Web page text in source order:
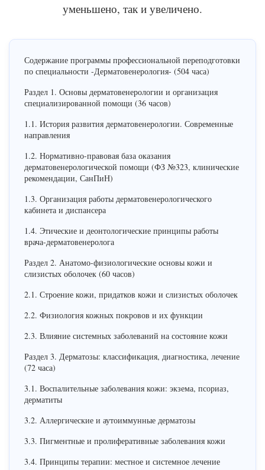
уменьшено, так и увеличено.
Содержание программы профессиональной переподготовки
по специальности -Дерматовенерология- (504 часа)
Раздел 1. Основы дерматовенерологии и организация
специализированной помощи (36 часов)
1.1. История развития дерматовенерологии. Современные
направления
1.2. Нормативно-правовая база оказания
дерматовенерологической помощи (ФЗ №323, клинические
рекомендации, СанПиН)
1.3. Организация работы дерматовенерологического
кабинета и диспансера
1.4. Этические и деонтологические принципы работы
врача-дерматовенеролога
Раздел 2. Анатомо-физиологические основы кожи и
слизистых оболочек (60 часов)
2.1. Строение кожи, придатков кожи и слизистых оболочек
2.2. Физиология кожных покровов и их функции
2.3. Влияние системных заболеваний на состояние кожи
Раздел 3. Дерматозы: классификация, диагностика, лечение
(72 часа)
3.1. Воспалительные заболевания кожи: экзема, псориаз,
дерматиты
3.2. Аллергические и аутоиммунные дерматозы
3.3. Пигментные и пролиферативные заболевания кожи
3.4. Принципы терапии: местное и системное лечение